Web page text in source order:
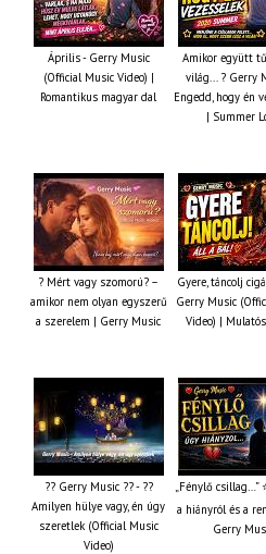
Április - Gerry Music
(Official Music Video) |
Romantikus magyar dal
Amikor együtt
világ... ? Gerry
Engedd, hogy én
| Summer
? Mért vagy szomorú? –
amikor nem olyan egyszerű
a szerelem | Gerry Music
Gyere, táncolj
Gerry Music
Video) |
?? Gerry Music ?? - ??
Amilyen hülye vagy, én úgy
szeretlek (Official Music
Video)
„Fénylő csillag…”
a hiányról és a
Gerry